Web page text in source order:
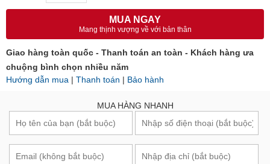
MUA NGAY
Mang thịnh vượng về với bản thân
Giao hàng toàn quốc - Thanh toán an toàn - Khách hàng ưa
chuộng bình chọn nhiều năm
Hướng dẫn mua | Thanh toán | Bảo hành
MUA HÀNG NHANH